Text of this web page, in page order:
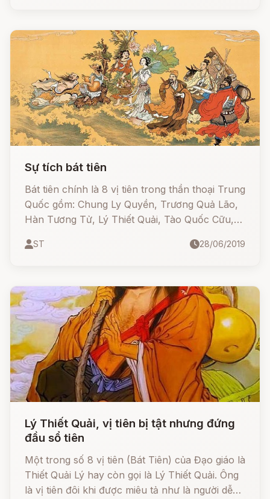
Sự tích bát tiên
Bát tiên chính là 8 vị tiên trong thần thoại Trung
Quốc gồm: Chung Ly Quyền, Trương Quả Lão,
Hàn Tương Tử, Lý Thiết Quải, Tào Quốc Cữu,
Quyền năng của mỗi vị tiên này có thể chuyển
Bát Tiên".
ST 28/06/2019
Lý Thiết Quải, vị tiên bị tật nhưng đứng
đầu sổ tiên
Một trong số 8 vị tiên (Bát Tiên) của Đạo giáo là
Thiết Quải Lý hay còn gọi là Lý Thiết Quải. Ông
là vị tiên đôi khi được miêu tả như là người dễ